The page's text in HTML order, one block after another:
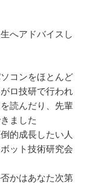
へアドバイスし
コンをほとんど
ロ技研で行われ
読んだり、先輩
ました
的成長したい人
ット技術研究会
かはあなた次第